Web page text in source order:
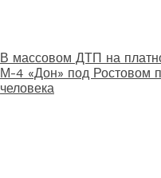
В массовом ДТП на
М-4 «Дон» под Ростовом
человека